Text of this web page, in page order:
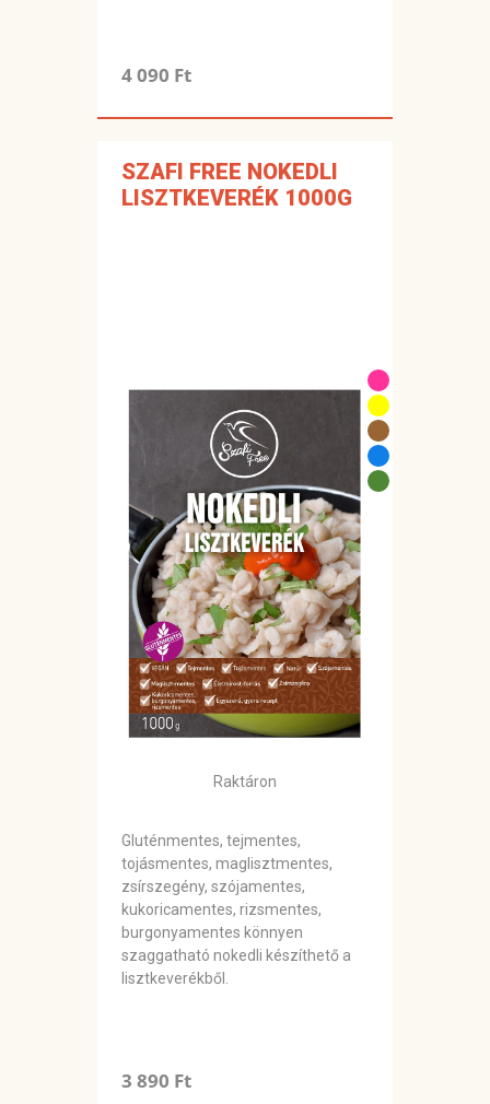
4 090 Ft
SZAFI FREE NOKEDLI
LISZTKEVERÉK 1000G
Raktáron
Gluténmentes, tejmentes,
tojásmentes, maglisztmentes,
zsírszegény, szójamentes,
kukoricamentes, rizsmentes,
burgonyamentes könnyen
szaggatható nokedli készíthető a
lisztkeverékből.
3 890 Ft